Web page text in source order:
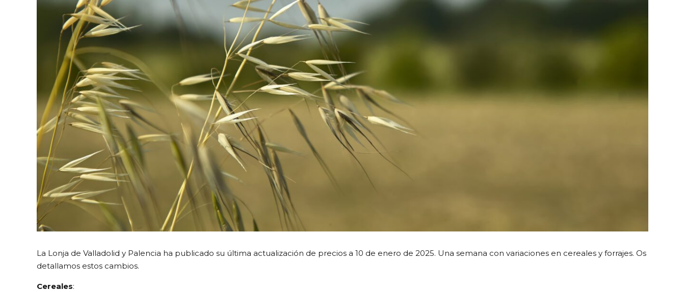
La Lonja de Valladolid y Palencia ha publicado su última actualización de precios a 10 de enero de 2025. Una semana con variaciones en cereales y forrajes. Os
detallamos estos cambios.
Cereales: